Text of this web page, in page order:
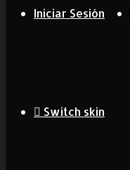
Iniciar Sesión
Switch skin